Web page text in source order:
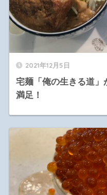
2021年12月5日
宅麺「俺の生きる道
満足！